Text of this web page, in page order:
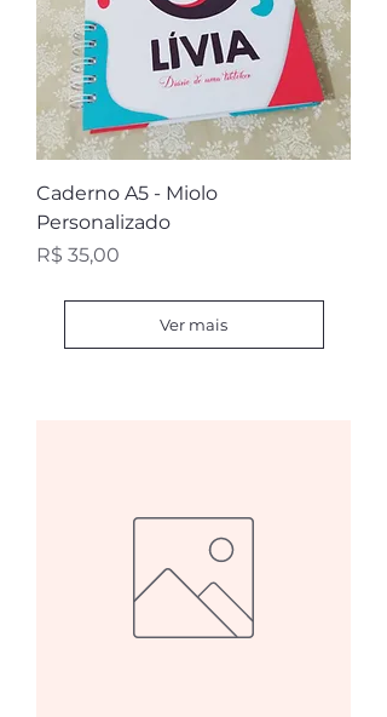
Caderno A5 - Miolo
Personalizado
Preço
R$ 35,00
Ver mais